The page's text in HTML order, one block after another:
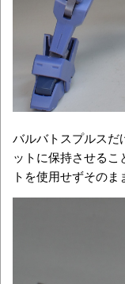
バルバトスプルスだ
ットに保持させる
トを使用せずそのま